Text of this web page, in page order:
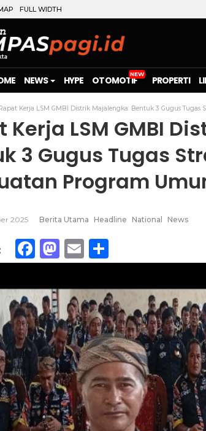
FULL WIDTH
NEWS HYPE OTOMOTIF PROPERTI
Kerja LSM GMBI Distrik Majalengka: Bentuk 3 Gugus
Kerja LSM GMBI
3 Gugus Tugas
Program
2025 Berita Utama Headline National News
Facebook
Mastodon
Email